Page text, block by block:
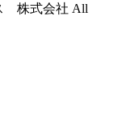
株式会社 All